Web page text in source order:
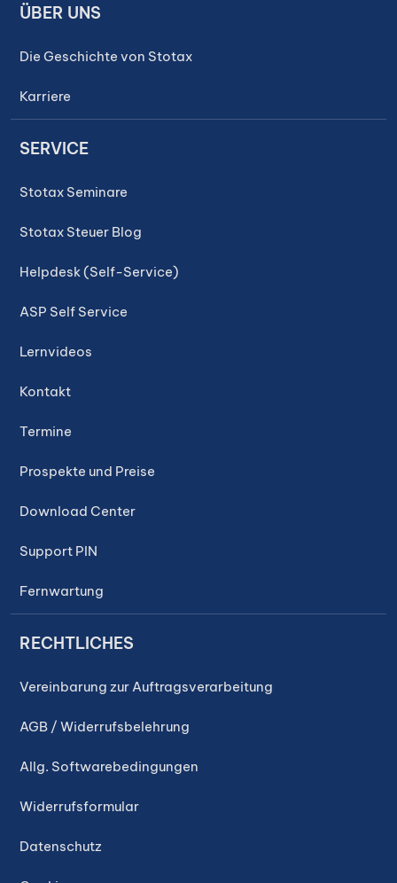
ÜBER UNS
Die Geschichte von Stotax
Karriere
SERVICE
Stotax Seminare
Stotax Steuer Blog
Helpdesk (Self-Service)
ASP Self Service
Lernvideos
Kontakt
Termine
Prospekte und Preise
Download Center
Support PIN
Fernwartung
RECHTLICHES
Vereinbarung zur Auftragsverarbeitung
AGB / Widerrufsbelehrung
Allg. Softwarebedingungen
Widerrufsformular
Datenschutz